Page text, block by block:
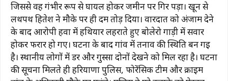
जिससे वह गंभीर रूप से घायल होकर जमीन पर गिर पड़ा। खून से
लथपथ हितेश ने मौके पर ही दम तोड़ दिया। वारदात को अंजाम देने
के बाद आरोपी हवा में हथियार लहराते हुए बोलेरो गाड़ी में सवार
होकर फरार हो गए। घटना के बाद गांव में तनाव की स्थिति बन गई
है। स्थानीय लोगों में डर और गुस्सा दोनों देखने को मिल रहा है। घटना
की सूचना मिलते ही हरियाणा पुलिस, फोरेंसिक टीम और क्राइम